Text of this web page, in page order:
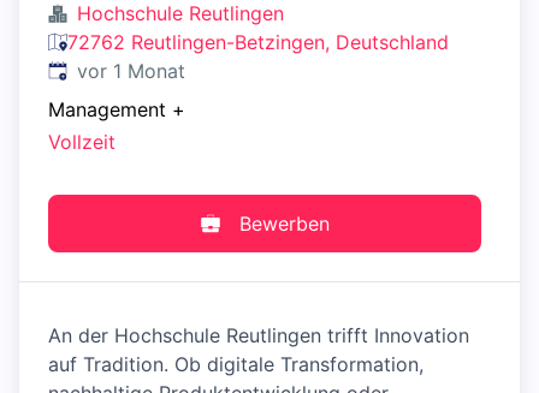
Hochschule Reutlingen
72762 Reutlingen-Betzingen, Deutschland
Veröffentlicht:
vor 1 Monat
Management +
Vollzeit
Bewerben
An der Hochschule Reutlingen trifft Innovation
auf Tradition. Ob digitale Transformation,